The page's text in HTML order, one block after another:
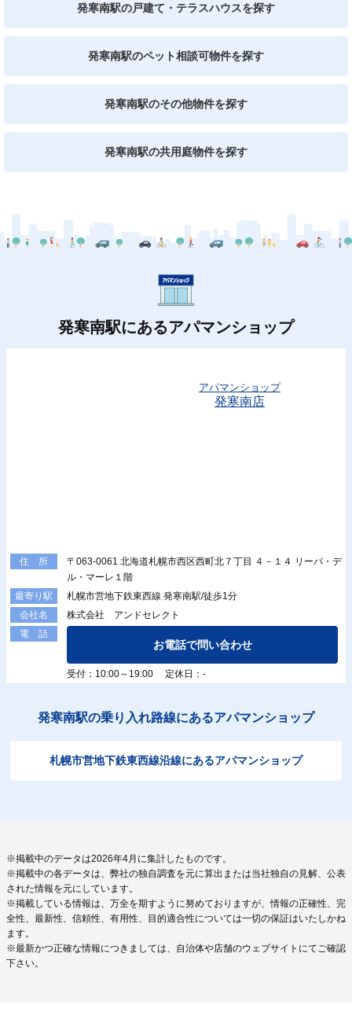
発寒南駅の戸建て・テラスハウスを探す
発寒南駅のペット相談可物件を探す
発寒南駅のその他物件を探す
発寒南駅の共用庭物件を探す
発寒南駅にあるアパマンショップ
アパマンショップ
発寒南店
住 所
〒063-0061 北海道札幌市西区西町北７丁目 ４－１４ リーバ・デ
ル・マーレ１階
最寄り駅
札幌市営地下鉄東西線 発寒南駅/徒歩1分
会社名
株式会社 アンドセレクト
電 話
お電話で問い合わせ
受付：10:00～19:00 定休日：-
発寒南駅の乗り入れ路線にあるアパマンショップ
札幌市営地下鉄東西線沿線にあるアパマンショップ
※掲載中のデータは2026年4月に集計したものです。
※掲載中の各データは、弊社の独自調査を元に算出または当社独自の見解、公表
された情報を元にしています。
※掲載している情報は、万全を期すように努めておりますが、情報の正確性、完
全性、最新性、信頼性、有用性、目的適合性については一切の保証はいたしかね
ます。
※最新かつ正確な情報につきましては、自治体や店舗のウェブサイトにてご確認
下さい。